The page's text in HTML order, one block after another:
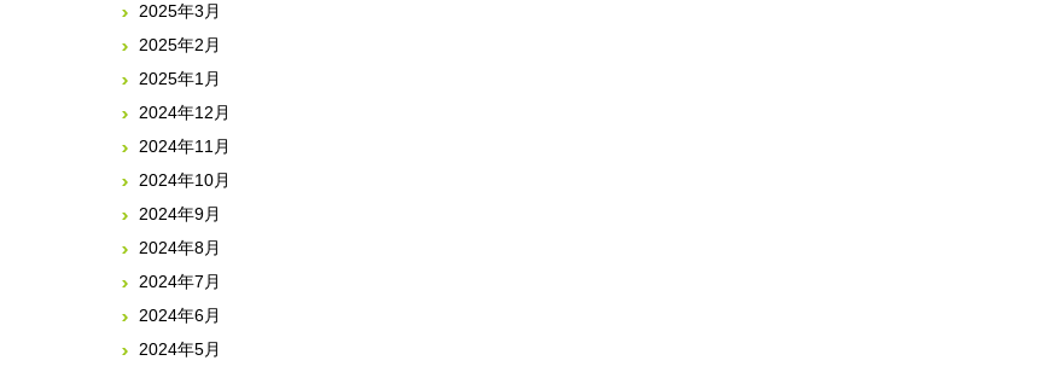
2025年3月
2025年2月
2025年1月
2024年12月
2024年11月
2024年10月
2024年9月
2024年8月
2024年7月
2024年6月
2024年5月